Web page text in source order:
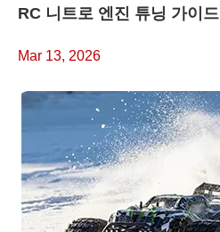
RC 니트로 엔진 튜닝 가이드
Mar 13, 2026